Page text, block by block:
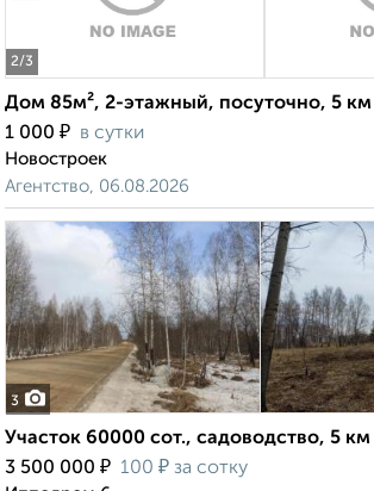
2/3
Дом 85м², 2-этажный, посуточно, 5 км
1 000 ₽ в сутки
Новостроек
Агентство, 06.08.2026
3
Участок 60000 сот., садоводство, 5 км
3 500 000 ₽ 100 ₽ за сотку